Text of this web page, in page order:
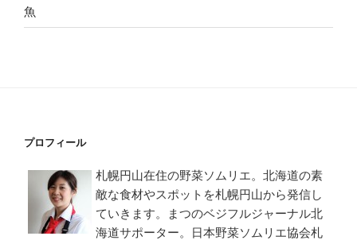
魚
プロフィール
札幌円山在住の野菜ソムリエ。北海道の素
敵な食材やスポットを札幌円山から発信し
ていきます。まつのベジフルジャーナル北
海道サポーター。日本野菜ソムリエ協会札